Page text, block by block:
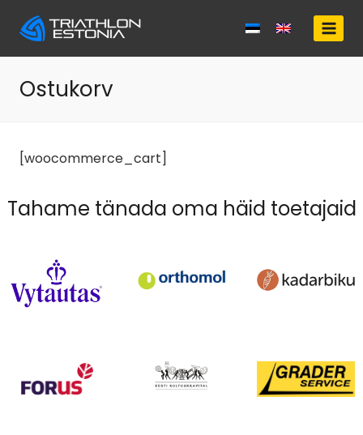
Ostukorv
[woocommerce_cart]
Tahame tänada oma häid toetajaid